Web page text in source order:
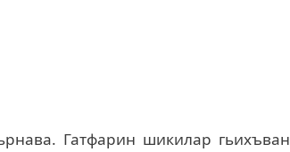
Гатфарин шикилар гьихъван